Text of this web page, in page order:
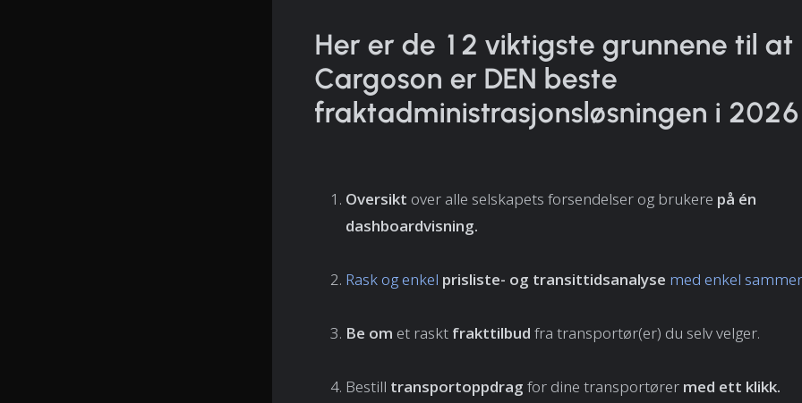
Her er de 12 viktigste grunnene til at
Cargoson er DEN beste
fraktadministrasjonsløsningen i 2026
Oversikt over alle selskapets forsendelser og brukere på én
dashboardvisning.
Rask og enkel prisliste- og transittidsanalyse med enkel
Be om et raskt frakttilbud fra transportør(er) du selv velger.
Bestill transportoppdrag for dine transportører med ett klikk.